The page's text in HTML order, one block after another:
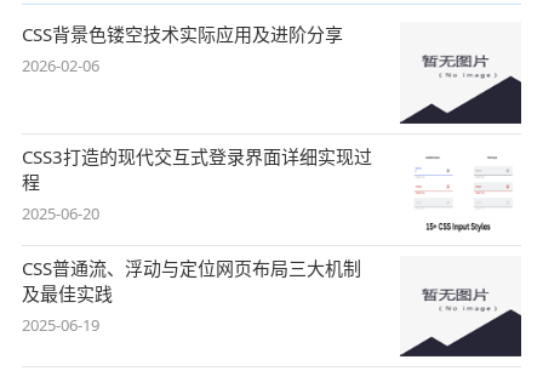
CSS背景色镂空技术实际应用及进阶分享
2026-02-06
CSS3打造的现代交互式登录界面详细实现过
程
2025-06-20
CSS普通流、浮动与定位网页布局三大机制
及最佳实践
2025-06-19